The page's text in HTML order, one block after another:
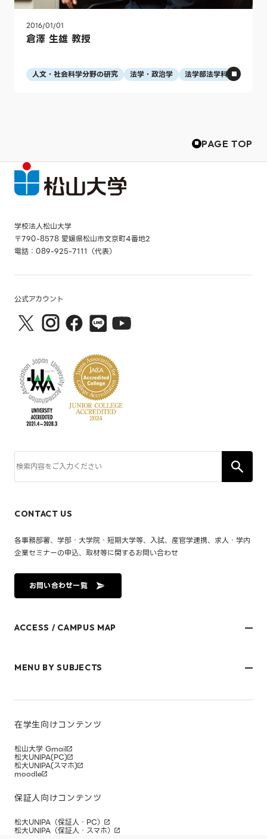
2016/01/01
倉澤 生雄 教授
人文・社会科学分野の研究 法学・政治学 法学部法学科
PAGE TOP
学校法人松山大学
〒790-8578 愛媛県松山市文京町4番地2
電話：089-925-7111（代表）
公式アカウント
CONTACT US
各事務部署、学部・大学院・短期大学等、入試、産官学連携、求人・学内
企業セミナーの申込、取材等に関するお問い合わせ
お問い合わせ一覧
ACCESS / CAMPUS MAP
御幸キャンパス(運動施設)
キャンパスマップ
MENU BY SUBJECTS
在学生・保護者のみなさま
研究者・企業のみなさま
在学生向けコンテンツ
松山大学 Gmail
松大UNIPA(PC)
松大UNIPA(スマホ)
moodle
保証人向けコンテンツ
松大UNIPA（保証人・PC）
松大UNIPA（保証人・スマホ）